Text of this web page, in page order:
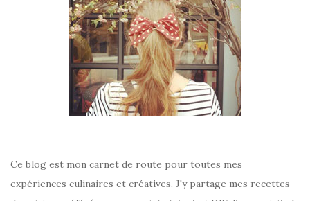
Ce blog est mon carnet de route pour toutes mes
expériences culinaires et créatives. J'y partage mes recettes